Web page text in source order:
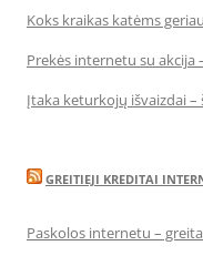
Koks kraikas katėms
Prekės internetu su akcija
Įtaka keturkojų išvaizdai –
GREITIEJI KREDITAI
Paskolos internetu –